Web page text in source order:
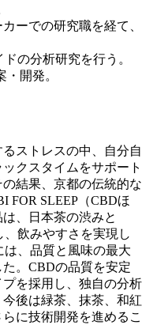
ーでの研究職を経て、
の分析研究を行う。
開発。
ストレスの中、自分自
クスタイムをサポート
結果、京都の伝統的な
FOR SLEEP（CBDほ
、日本茶の渋みと
飲みやすさを実現し
、品質と風味の最大
。CBDの品質を安定
を採用し、独自の分析
後は緑茶、抹茶、和紅
に技術開発を進めるこ